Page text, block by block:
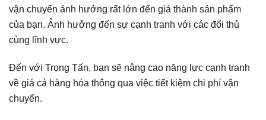
vận chuyển ảnh hưởng rất lớn đến giá thành sản phẩm
của bạn. Ảnh hưởng đến sự cạnh tranh với các đối thủ
cùng lĩnh vực.
Đến với Trọng Tấn, bạn sẽ nâng cao năng lực cạnh tranh
về giá cả hàng hóa thông qua việc tiết kiệm chi phí vận
chuyển.